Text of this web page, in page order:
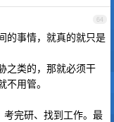
64
的事情，就真的就只是
之类的，那就必须干
用管。
考完研、找到工作。最